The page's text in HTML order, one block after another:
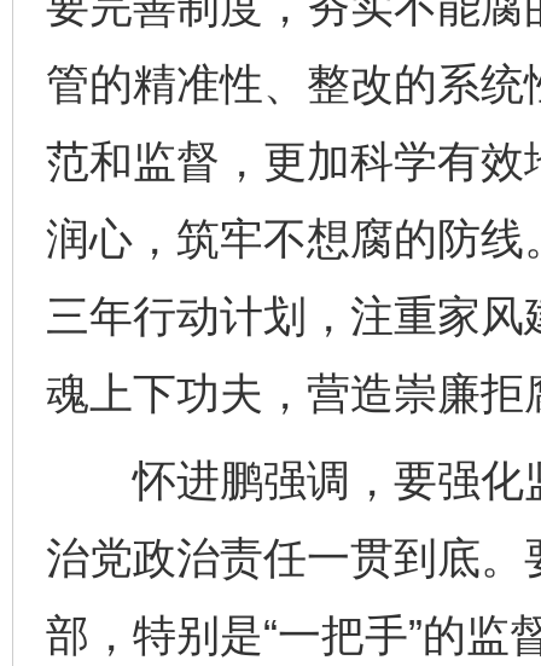
管的精准性、整改的系
范和监督，更加科学有
润心，筑牢不想腐的防
三年行动计划，注重家
魂上下功夫，营造崇廉
怀进鹏强调，要强化
治党政治责任一贯到底。
部，特别是“一把手”的监